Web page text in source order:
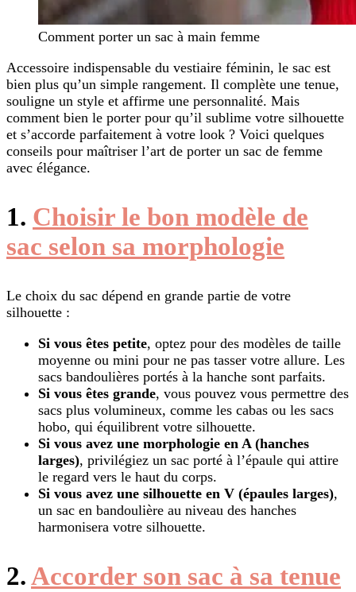
Comment porter un sac à main femme
Accessoire indispensable du vestiaire féminin, le sac est
bien plus qu’un simple rangement. Il complète une tenue,
souligne un style et affirme une personnalité. Mais
comment bien le porter pour qu’il sublime votre silhouette
et s’accorde parfaitement à votre look ? Voici quelques
conseils pour maîtriser l’art de porter un sac de femme
avec élégance.
1. Choisir le bon modèle de
sac selon sa morphologie
Le choix du sac dépend en grande partie de votre
silhouette :
Si vous êtes petite, optez pour des modèles de taille
moyenne ou mini pour ne pas tasser votre allure. Les
sacs bandoulières portés à la hanche sont parfaits.
Si vous êtes grande, vous pouvez vous permettre des
sacs plus volumineux, comme les cabas ou les sacs
hobo, qui équilibrent votre silhouette.
Si vous avez une morphologie en A (hanches
larges), privilégiez un sac porté à l’épaule qui attire
le regard vers le haut du corps.
Si vous avez une silhouette en V (épaules larges),
un sac en bandoulière au niveau des hanches
harmonisera votre silhouette.
2.Accorder son sac à sa tenue